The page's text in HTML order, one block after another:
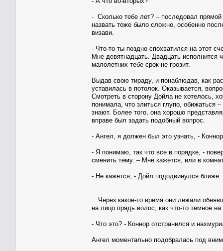
- Сколько тебе лет? – последовал
назвать тоже было сложно, особенно
визави.
- Что-то ты поздно спохватился на этот
Мне девятнадцать. Двадцать
малолетних тебе срок не грозит.
Выдав свою тираду, и понаблюдав, как
уставилась в потолок. Оказывается,
Смотреть в сторону Дойла не хотелось,
понимала, что злиться глупо, обижаться
знают. Более того, она хорошо
вправе был задать подобный вопрос.
- Ангел, я должен был это узнать, -
- Я понимаю, так что все в порядке, -
сменить тему. – Мне кажется, или в
- Не кажется, - Дойл пододвинулся
…Через какое-то время они лежали
на лицо прядь волос, как что-то темное
- Что это? - Коннор отстранился и
Ангел моментально подобралась под